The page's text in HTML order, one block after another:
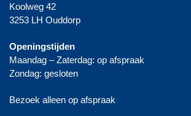
Koolweg 42
3253 LH Ouddorp
Openingstijden
Maandag – Zaterdag: op afspraak
Zondag: gesloten
Bezoek alleen op afspraak